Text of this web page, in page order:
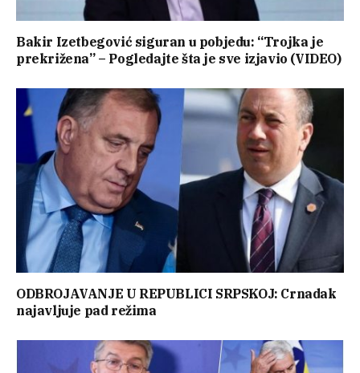
Bakir Izetbegović siguran u pobjedu: “Trojka je
prekrižena” – Pogledajte šta je sve izjavio (VIDEO)
ODBROJAVANJE U REPUBLICI SRPSKOJ: Crnadak
najavljuje pad režima